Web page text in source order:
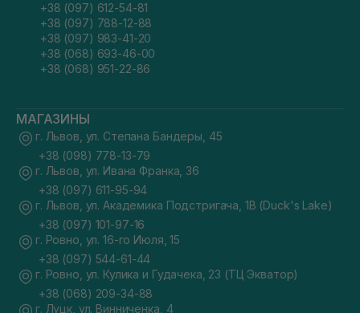
+38 (097) 612-54-81
+38 (097) 788-12-88
+38 (097) 983-41-20
+38 (068) 693-46-00
+38 (068) 951-22-86
МАГАЗИНЫ
г. Львов, ул. Степана Бандеры, 45
+38 (098) 778-13-79
г. Львов, ул. Ивана Франка, 36
+38 (097) 611-95-94
г. Львов, ул. Академика Подстригача, 1В (Duck's Lake)
+38 (097) 101-97-16
г. Ровно, ул. 16-го Июля, 15
+38 (097) 544-61-44
г. Ровно, ул. Кулика и Гудачека, 23 (ТЦ Экватор)
+38 (068) 209-34-88
г. Луцк, ул. Винниченка, 4